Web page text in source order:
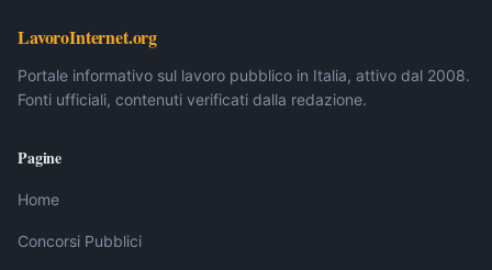
LavoroInternet.org
Portale informativo sul lavoro pubblico in Italia, attivo dal 2008.
Fonti ufficiali, contenuti verificati dalla redazione.
Pagine
Home
Concorsi Pubblici